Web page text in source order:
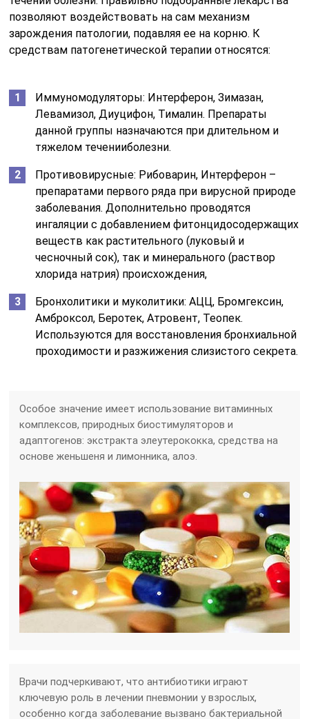
позволяют воздействовать на сам механизм
зарождения патологии, подавляя ее на корню. К
средствам патогенетической терапии относятся:
Иммуномодуляторы: Интерферон, Зимазан,
Левамизол, Диуцифон, Тималин. Препараты
данной группы назначаются при длительном и
тяжелом теченииболезни.
Противовирусные: Рибоварин, Интерферон –
препаратами первого ряда при вирусной природе
заболевания. Дополнительно проводятся
ингаляции с добавлением фитонцидосодержащих
веществ как растительного (луковый и
чесночный сок), так и минерального (раствор
хлорида натрия) происхождения,
Бронхолитики и муколитики: АЦЦ, Бромгексин,
Амброксол, Беротек, Атровент, Теопек.
Используются для восстановления бронхиальной
проходимости и разжижения слизистого секрета.
Особое значение имеет использование витаминных
комплексов, природных биостимуляторов и
адаптогенов: экстракта элеутерококка, средства на
основе женьшеня и лимонника, алоэ.
Врачи подчеркивают, что антибиотики играют
ключевую роль в лечении пневмонии у взрослых,
особенно когда заболевание вызвано бактериальной